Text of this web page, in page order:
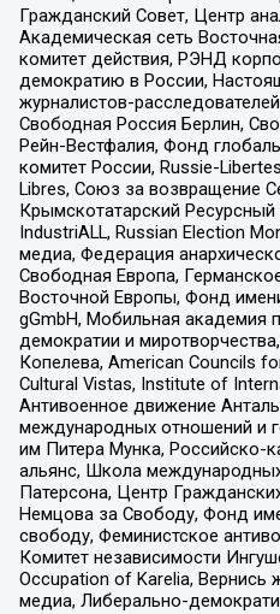
Гражданский Совет, Центр
Академическая сеть
комитет действия, РЭНД
демократию в России,
журналистов-
Свободная Россия Берлин,
Рейн-Вестфалия, Фонд
комитет России, Russie-
Libres, Союз за возвращение
Крымскотатарский
IndustriALL, Russian Election
медиа, Федерация
Свободная Европа,
Восточной Европы, Фонд
gGmbH, Мобильная академия
демократии и
Копелева, American Councils
Cultural Vistas, Institute of
Антивоенное движение
международных отношений и
им Питера Мунка, Российско-
альянс, Школа
Патерсона, Центр
Немцова за Свободу, Фонд
свободу, Феминистское
Комитет независимости
Occupation of Karelia,
медиа, Либерально-